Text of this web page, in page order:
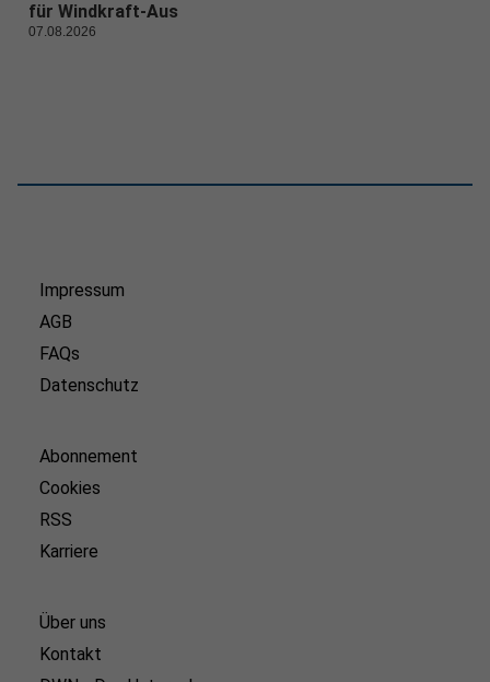
für Windkraft-Aus
07.08.2026
Impressum
AGB
FAQs
Datenschutz
Abonnement
Cookies
RSS
Karriere
Über uns
Kontakt